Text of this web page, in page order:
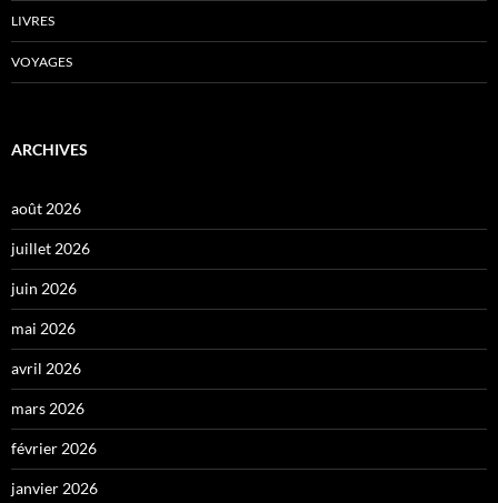
LIVRES
VOYAGES
ARCHIVES
août 2026
juillet 2026
juin 2026
mai 2026
avril 2026
mars 2026
février 2026
janvier 2026